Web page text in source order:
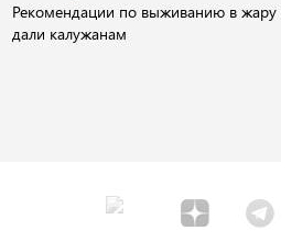
Рекомендации по выживанию в жару
дали калужанам